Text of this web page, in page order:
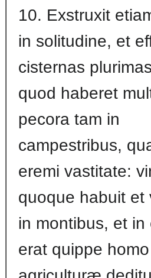
10. Exstruxit
in solitudine, et
cisternas
quod haberet
pecora tam in
campestribus,
eremi vastitate:
quoque habuit et
in montibus, et in
erat quippe homo